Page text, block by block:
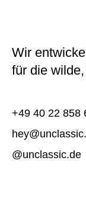
Wir
für die
+49 40 22 858
@unclassic.de